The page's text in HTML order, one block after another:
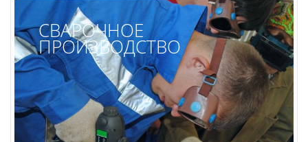
СВАРОЧНОЕ
ПРОИЗВОДСТВО